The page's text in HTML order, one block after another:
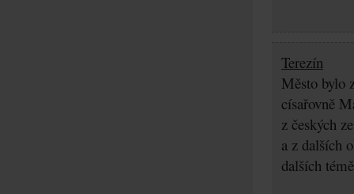
Terezín
Město bylo
císařovně
z českých
a z dalších
dalších